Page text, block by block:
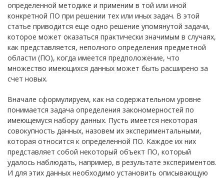
определенной методике и применим в той или иной
конкретной ПО при решении тех или иных задач. В этой
статье приводится еще одно решение упомянутой задачи,
которое может оказаться практически значимым в случаях,
как представляется, неполного определения предметной
области (ПО), когда имеется предположение, что
множество имеющихся данных может быть расширено за
счет новых.
Вначале сформулируем, как на содержательном уровне
понимается задача определения закономерностей по
имеющемуся набору данных. Пусть имеется некоторая
совокупность данных, назовем их экспериментальными,
которая относится к определенной ПО. Каждое их них
представляет собой некоторый объект ПО, который
удалось наблюдать, например, в результате экспериментов.
И для этих данных необходимо установить описывающую